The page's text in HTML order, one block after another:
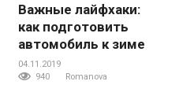
Важные лайфхаки:
как подготовить
автомобиль к зиме
04.11.2019
940
Romanova